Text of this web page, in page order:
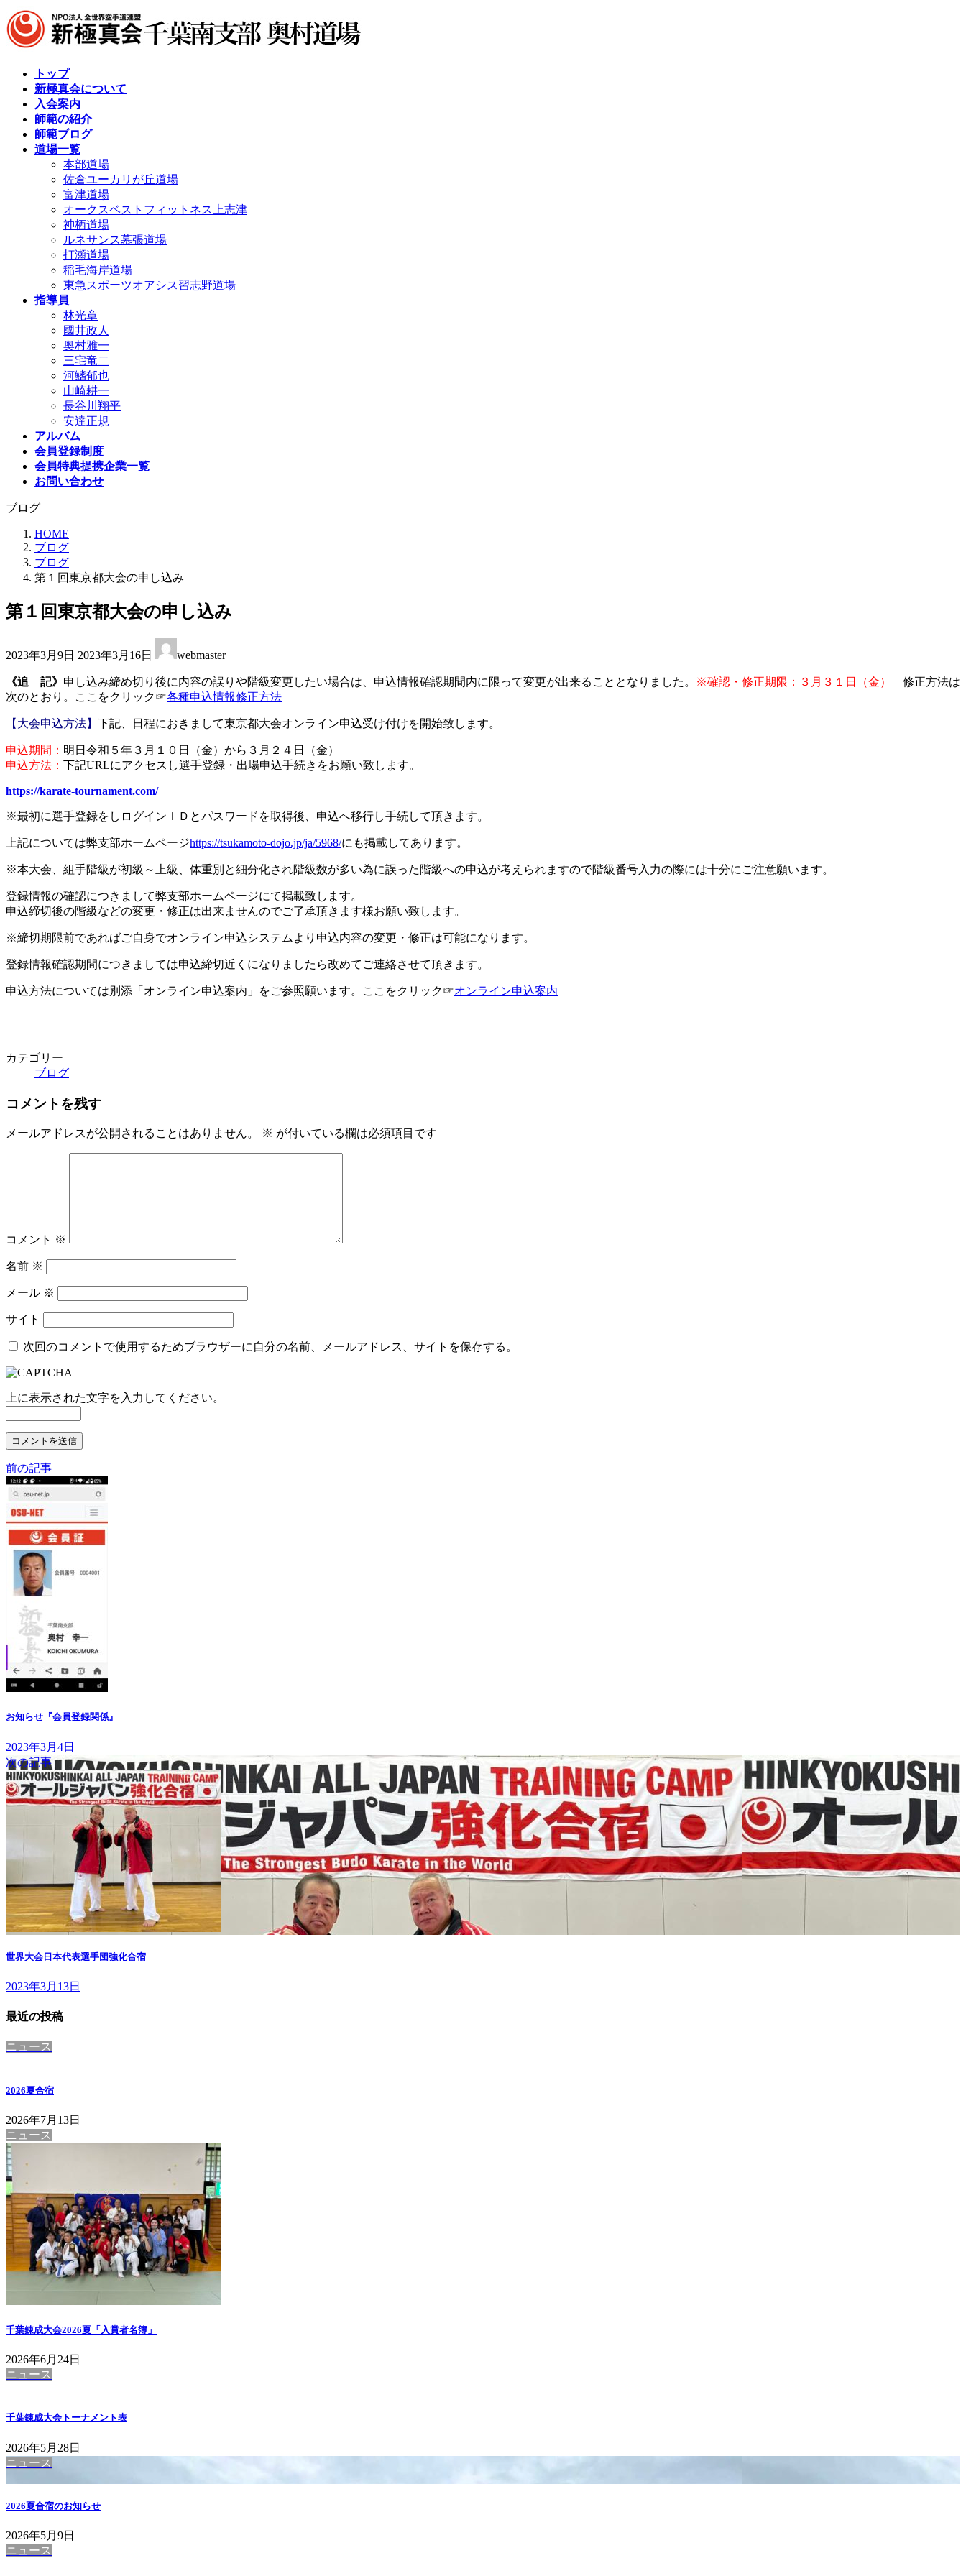
コ
ン
テ
ナ
ビ
ゲ
トップ
新極真会について
入会案内
師範の紹介
師範ブログ
道場一覧
本部道場
佐倉ユーカリが丘道場
富津道場
オークスベストフィットネス上志津
神栖道場
ルネサンス幕張道場
打瀬道場
稲毛海岸道場
東急スポーツオアシス習志野道場
指導員
林光章
國井政人
奥村雅一
三宅竜二
河鰭郁也
山崎耕一
長谷川翔平
安達正規
アルバム
会員登録制度
会員特典提携企業一覧
お問い合わせ
ブログ
HOME
ブログ
ブログ
第１回東京都大会の申し込み
第１回東京都大会の申し込み
2023年3月9日 終
更
新
日
時
2023年3月16日 webmaster
《追 記》 申し込み締め切り後に内容の誤りや階級変更したい場合は、申込情報確認期間内に限って変更が出来ることとなりました。 ※確認・修正期限：３月３１日（金）
修正方法は
次のとおり。ここをクリック☞各種申込情報修正方法
【大会申込方法】 下記、日程におきまして東京都大会オンライン申込受け付けを開始致します。
申込期間： 明日令和５年３月１０日（金）から３月２４日（金）
申込方法： 下記URLにアクセスし選手登録・出場申込手続きをお願い致します。
https://karate-tournament.com/
※最初に選手登録をしログインＩＤとパスワードを取得後、申込へ移行し手続して頂きます。
上記については弊支部ホームページhttps://tsukamoto-dojo.jp/ja/5968/にも掲載してあります。
※本大会、組手階級が初級～上級、体重別と細分化され階級数が多い為に誤った階級への申込が考えられますので階級番号入力の際には十分にご注意願います。
登録情報の確認につきまして弊支部ホームページにて掲載致します。
申込締切後の階級などの変更・修正は出来ませんのでご了承頂きます様お願い致します。
※締切期限前であればご自身でオンライン申込システムより申込内容の変更・修正は可能になります。
登録情報確認期間につきましては申込締切近くになりましたら改めてご連絡させて頂きます。
申込方法については別添「オンライン申込案内」をご参照願います。ここをクリック☞オンライン申込案内
カテゴリー
ブログ
コメントを残す
メールアドレスが公開されることはありません。 ※ が付いている欄は必須項目です
コメント ※
名前 ※
メール ※
サイト
次回のコメントで使用するためブラウザーに自分の名前、メールアドレス、サイトを保存する。
上に表示された文字を入力してください。
前の記事
お知らせ『会員登録関係』
2023年3月4日
次の記事
世界大会日本代表選手団強化合宿
2023年3月13日
最近の投稿
ニュース
2026夏合宿
2026年7月13日
ニュース
千葉錬成大会2026夏「入賞者名簿」
2026年6月24日
ニュース
千葉錬成大会トーナメント表
2026年5月28日
ニュース
2026夏合宿のお知らせ
2026年5月9日
ニュース